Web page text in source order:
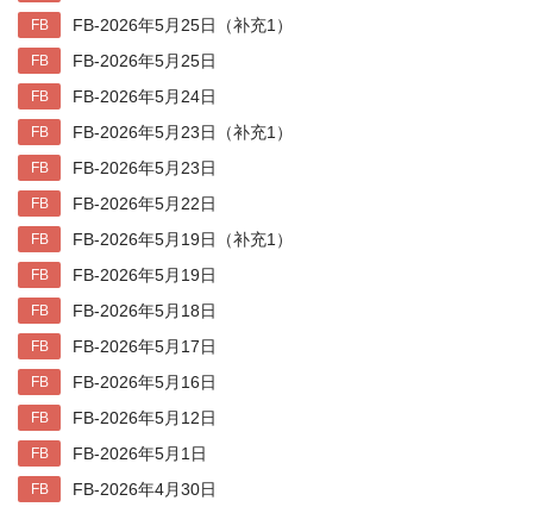
FB FB-2026年5月25日（补充1）
FB FB-2026年5月25日
FB FB-2026年5月24日
FB FB-2026年5月23日（补充1）
FB FB-2026年5月23日
FB FB-2026年5月22日
FB FB-2026年5月19日（补充1）
FB FB-2026年5月19日
FB FB-2026年5月18日
FB FB-2026年5月17日
FB FB-2026年5月16日
FB FB-2026年5月12日
FB FB-2026年5月1日
FB FB-2026年4月30日